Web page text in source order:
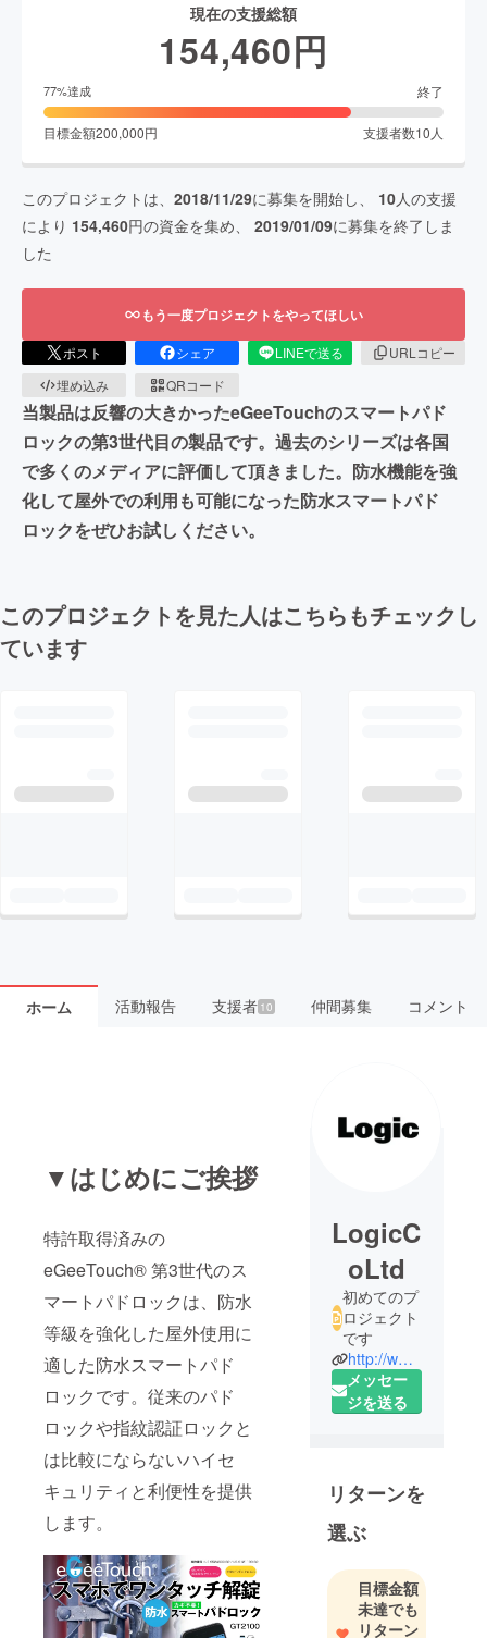
現在の支援総額
154,460円
77%達成 終了
目標金額200,000円 支援者数10 人
このプロジェクトは、 2018/11/29に募集を開始し、 10人の支援
により 154,460円の資金を集め、 2019/01/09に募集を終了しま
した
もう一度プロジェクトをやってほしい
ポスト シェア LINEで送る
URLコピー
埋め込み
QRコード
当製品は反響の大きかったeGeeTouchのスマートパド
ロックの第3世代目の製品です。過去のシリーズは各国
で多くのメディアに評価して頂きました。防水機能を強
化して屋外での利用も可能になった防水スマートパド
ロックをぜひお試しください。
このプロジェクトを見た人はこちらもチェックし
ています
ホーム 活動報告 支援者 10 仲間募集 コメント
▼はじめにご挨拶
特許取得済みの
eGeeTouch® 第3世代のス
マートパドロックは、防水
等級を強化した屋外使用に
適した防水スマートパド
ロックです。従来のパド
ロックや指紋認証ロックと
は比較にならないハイセ
キュリティと利便性を提供
します。
LogicC
oLtd
初めてのプ
ロジェクト
です
http://www.logic-products.com/
メッセー
ジを送る
リターンを
選ぶ
目標金額
未達でも
リターン